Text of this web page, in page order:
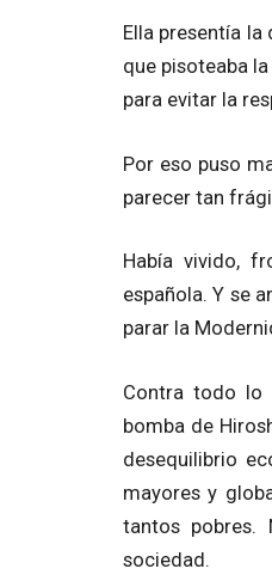
Ella presentía
que pisoteaba
para evitar la
Por eso puso
parecer tan
Había vivido,
española. Y se
parar la
Contra todo lo
bomba de
desequilibrio
mayores y
tantos pobres.
sociedad.